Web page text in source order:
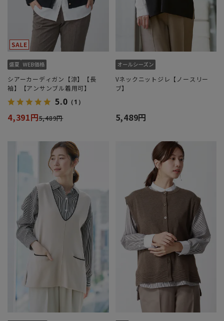
シアーカーディガン【涼】【長
袖】【アンサンブル着用可】
5.0 （1）
4,391円5,489円
Vネックニットジレ【ノースリー
ブ】
5,489円